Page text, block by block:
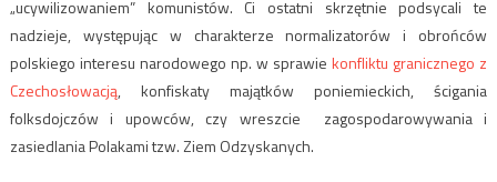
„ucywilizowaniem” komunistów. Ci ostatni skrzętnie podsycali te
nadzieje, występując w charakterze normalizatorów i obrońców
polskiego interesu narodowego np. w sprawiekonfliktu granicznego z
Czechosłowacją, konfiskaty majątków poniemieckich, ścigania
folksdojczów i upowców, czy wreszcie zagospodarowywania i
zasiedlania Polakami tzw. Ziem Odzyskanych.